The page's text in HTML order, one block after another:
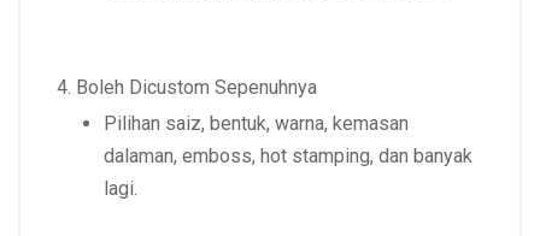
Boleh Dicustom Sepenuhnya
Pilihan saiz, bentuk, warna, kemasan
dalaman, emboss, hot stamping, dan banyak
lagi.